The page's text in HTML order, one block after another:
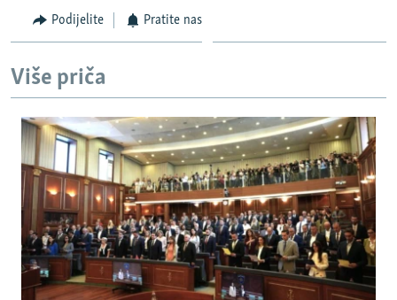
NASTANAK I RASPAD JUGOSLAVIJE
Podijelite Pratite nas
Više priča